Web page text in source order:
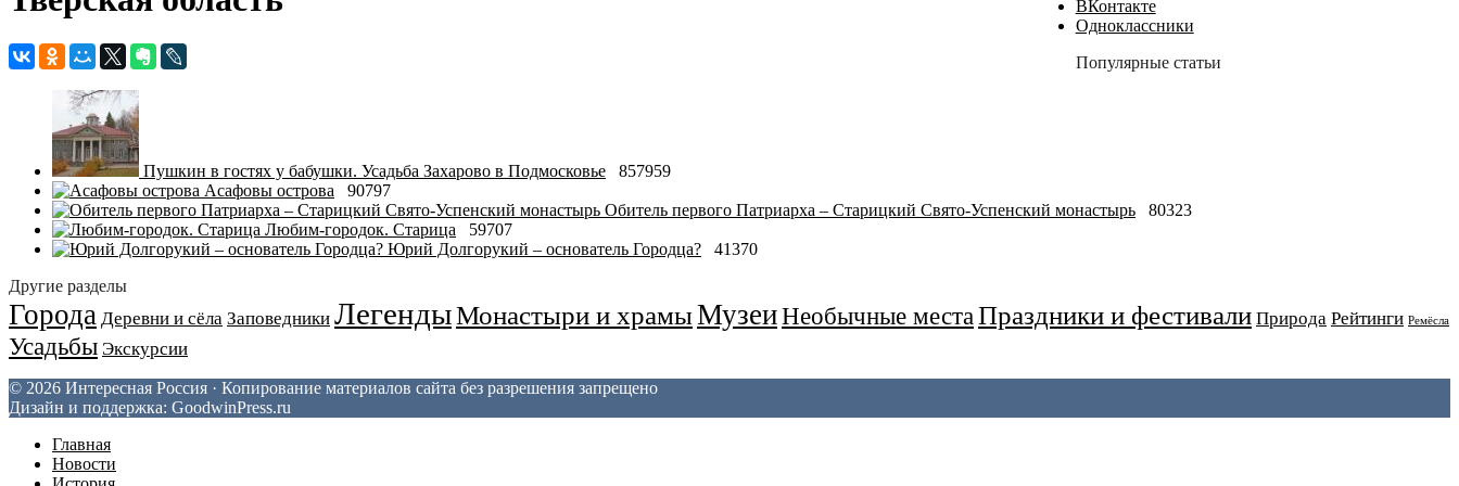
ВКонтакте
Одноклассники
Популярные статьи
Пушкин в гостях у бабушки. Усадьба Захарово в Подмосковье
857959
Асафовы острова
90797
Обитель первого Патриарха – Старицкий Свято-Успенский монастырь
80323
Любим-городок. Старица
59707
Юрий Долгорукий – основатель Городца?
41370
Другие разделы
Города Деревни и сёла Заповедники ЛегендыМонастыри и храмыМузеиНеобычные местаПраздники и фестивали Природа Рейтинги Ремёсла
Усадьбы Экскурсии
© 2026 Интересная Россия · Копирование материалов сайта без разрешения запрещено
Дизайн и поддержка: GoodwinPress.ru
Главная
Новости